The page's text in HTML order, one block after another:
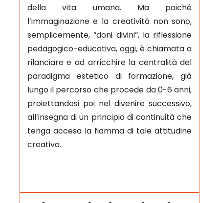
della vita umana. Ma poiché
l’immaginazione e la creatività non sono,
semplicemente, “doni divini”, la riflessione
pedagogico-educativa, oggi, è chiamata a
rilanciare e ad arricchire la centralità del
paradigma estetico di formazione, già
lungo il percorso che procede da 0-6 anni,
proiettandosi poi nel divenire successivo,
all’insegna di un principio di continuità che
tenga accesa la fiamma di tale attitudine
creativa.